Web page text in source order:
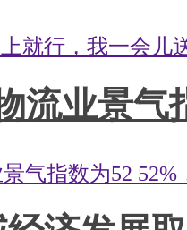
就行，我一会儿
流业景气
气指数为52